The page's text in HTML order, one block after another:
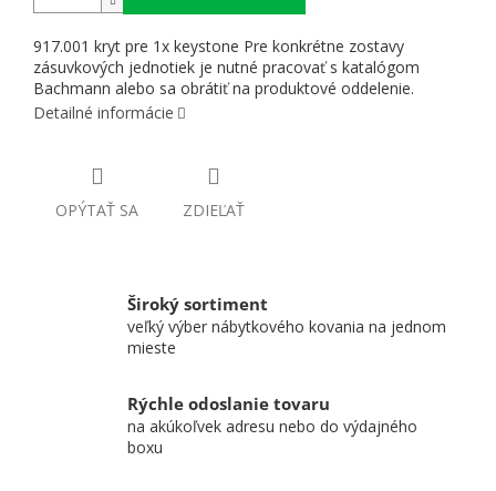
917.001 kryt pre 1x keystone Pre konkrétne zostavy
zásuvkových jednotiek je nutné pracovať s katalógom
Bachmann alebo sa obrátiť na produktové oddelenie.
Detailné informácie
OPÝTAŤ SA ZDIEĽAŤ
Široký sortiment
veľký výber nábytkového kovania na jednom
mieste
Rýchle odoslanie tovaru
na akúkoľvek adresu nebo do výdajného
boxu